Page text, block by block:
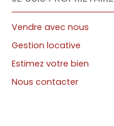
Vendre avec nous
Gestion locative
Estimez votre bien
Nous contacter